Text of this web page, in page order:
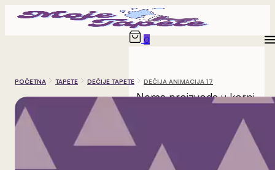
0
Nema proizvoda u korpi.
POČETNA TAPETE DEČIJE TAPETE DEČIJA ANIMACIJA 17